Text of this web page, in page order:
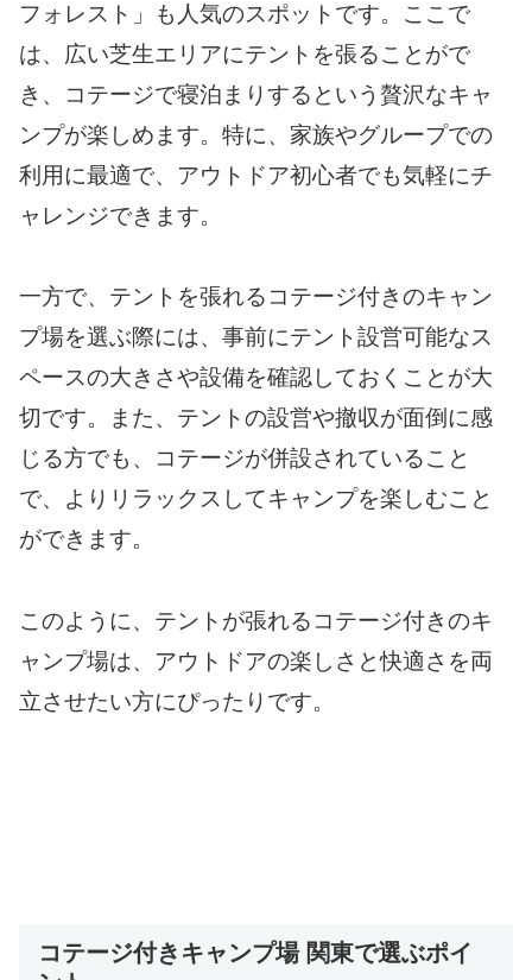
フォレスト」も人気のスポットです。ここで
は、広い芝生エリアにテントを張ることがで
き、コテージで寝泊まりするという贅沢なキャ
ンプが楽しめます。特に、家族やグループでの
利用に最適で、アウトドア初心者でも気軽にチ
ャレンジできます。
一方で、テントを張れるコテージ付きのキャン
プ場を選ぶ際には、事前にテント設営可能なス
ペースの大きさや設備を確認しておくことが大
切です。また、テントの設営や撤収が面倒に感
じる方でも、コテージが併設されていること
で、よりリラックスしてキャンプを楽しむこと
ができます。
このように、テントが張れるコテージ付きのキ
ャンプ場は、アウトドアの楽しさと快適さを両
立させたい方にぴったりです。
コテージ付きキャンプ場 関東で選ぶポイ